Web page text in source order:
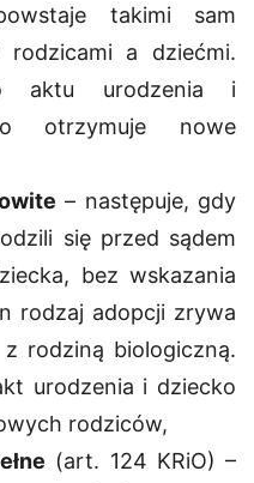
takimi sam
rodzicami a dziećmi.
aktu urodzenia i
otrzymuje nowe
– następuje, gdy
się przed sądem
, bez wskazania
rodzaj adopcji zrywa
rodziną biologiczną.
urodzenia i dziecko
rodziców,
(art. 124 KRiO) –